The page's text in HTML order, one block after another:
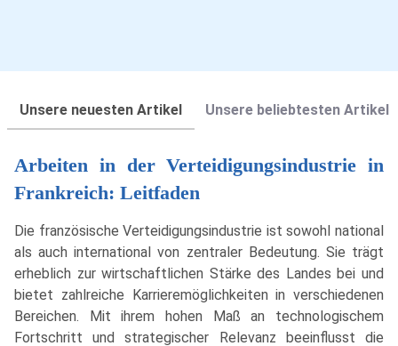
Unsere neuesten Artikel Unsere beliebtesten Artikel
Arbeiten in der Verteidigungsindustrie in
Frankreich: Leitfaden
Die französische Verteidigungsindustrie ist sowohl national
als auch international von zentraler Bedeutung. Sie trägt
erheblich zur wirtschaftlichen Stärke des Landes bei und
bietet zahlreiche Karrieremöglichkeiten in verschiedenen
Bereichen. Mit ihrem hohen Maß an technologischem
Fortschritt und strategischer Relevanz beeinflusst die